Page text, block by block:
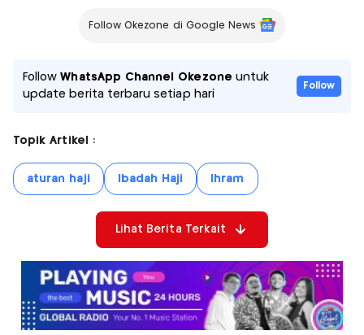
Follow Okezone di Google News
FollowWhatsApp Channel Okezone untuk
update berita terbaru setiap hari
Follow
Topik Artikel :
aturan haji Ibadah Haji Ihram
Lihat Berita Terkait